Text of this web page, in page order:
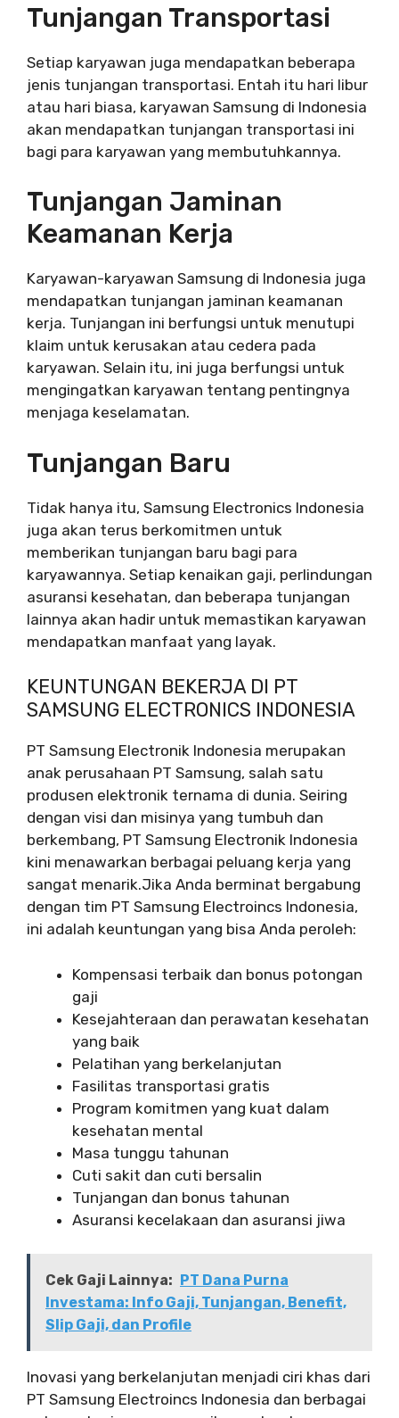
Tunjangan Transportasi
Setiap karyawan juga mendapatkan beberapa
jenis tunjangan transportasi. Entah itu hari libur
atau hari biasa, karyawan Samsung di Indonesia
akan mendapatkan tunjangan transportasi ini
bagi para karyawan yang membutuhkannya.
Tunjangan Jaminan
Keamanan Kerja
Karyawan-karyawan Samsung di Indonesia juga
mendapatkan tunjangan jaminan keamanan
kerja. Tunjangan ini berfungsi untuk menutupi
klaim untuk kerusakan atau cedera pada
karyawan. Selain itu, ini juga berfungsi untuk
mengingatkan karyawan tentang pentingnya
menjaga keselamatan.
Tunjangan Baru
Tidak hanya itu, Samsung Electronics Indonesia
juga akan terus berkomitmen untuk
memberikan tunjangan baru bagi para
karyawannya. Setiap kenaikan gaji, perlindungan
asuransi kesehatan, dan beberapa tunjangan
lainnya akan hadir untuk memastikan karyawan
mendapatkan manfaat yang layak.
KEUNTUNGAN BEKERJA DI PT
SAMSUNG ELECTRONICS INDONESIA
PT Samsung Electronik Indonesia merupakan
anak perusahaan PT Samsung, salah satu
produsen elektronik ternama di dunia. Seiring
dengan visi dan misinya yang tumbuh dan
berkembang, PT Samsung Electronik Indonesia
kini menawarkan berbagai peluang kerja yang
sangat menarik.Jika Anda berminat bergabung
dengan tim PT Samsung Electroincs Indonesia,
ini adalah keuntungan yang bisa Anda peroleh:
Kompensasi terbaik dan bonus potongan
gaji
Kesejahteraan dan perawatan kesehatan
yang baik
Pelatihan yang berkelanjutan
Fasilitas transportasi gratis
Program komitmen yang kuat dalam
kesehatan mental
Masa tunggu tahunan
Cuti sakit dan cuti bersalin
Tunjangan dan bonus tahunan
Asuransi kecelakaan dan asuransi jiwa
Cek Gaji Lainnya:
PT Dana Purna
Investama: Info Gaji, Tunjangan, Benefit,
Slip Gaji, dan Profile
Inovasi yang berkelanjutan menjadi ciri khas dari
PT Samsung Electroincs Indonesia dan berbagai